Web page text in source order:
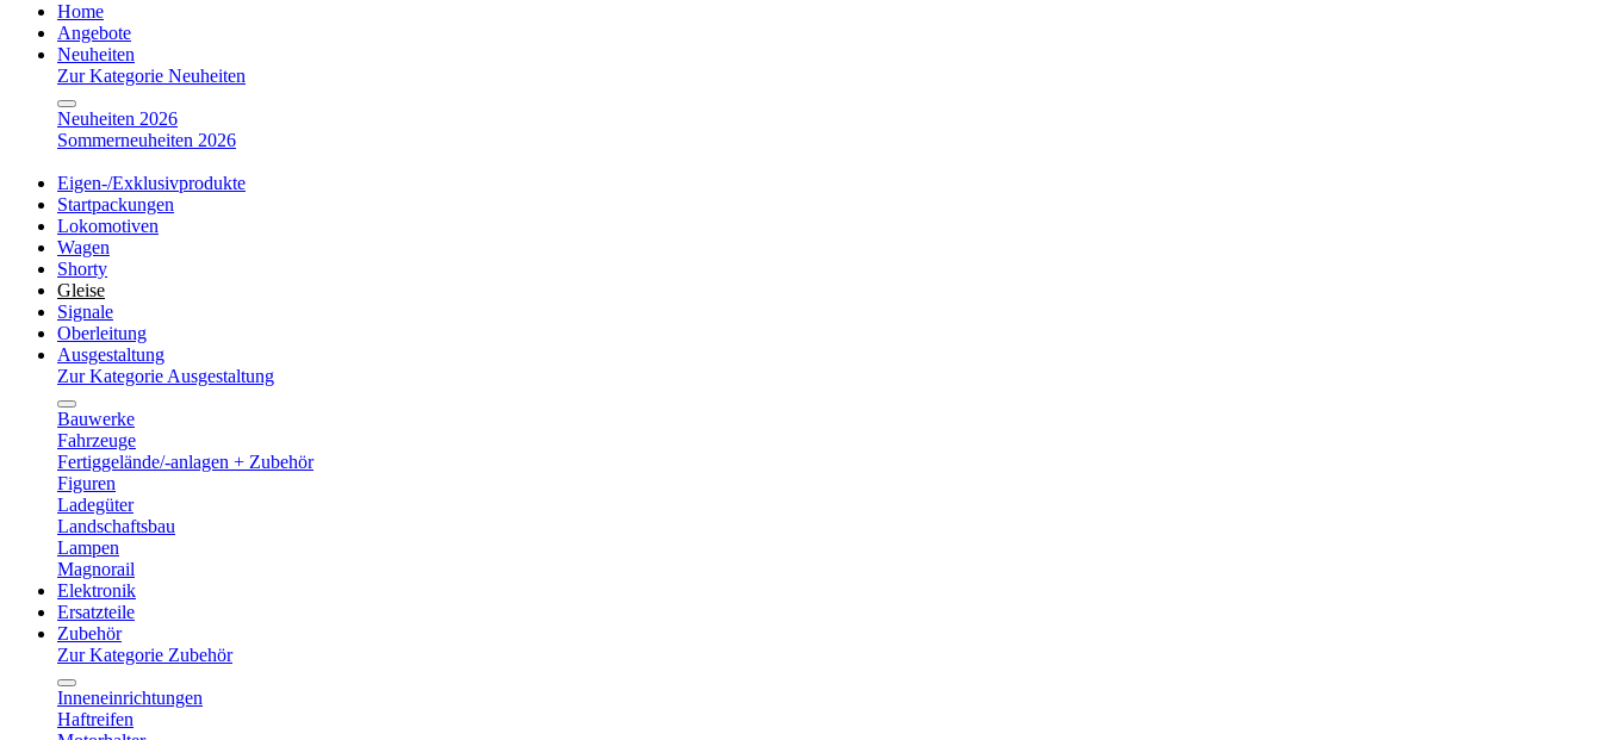
Home
Angebote
Neuheiten
Zur Kategorie Neuheiten
Neuheiten 2026
Sommerneuheiten 2026
Eigen-/Exklusivprodukte
Startpackungen
Lokomotiven
Wagen
Shorty
Gleise
Signale
Oberleitung
Ausgestaltung
Zur Kategorie Ausgestaltung
Bauwerke
Fahrzeuge
Fertiggelände/-anlagen + Zubehör
Figuren
Ladegüter
Landschaftsbau
Lampen
Magnorail
Elektronik
Ersatzteile
Zubehör
Zur Kategorie Zubehör
Inneneinrichtungen
Haftreifen